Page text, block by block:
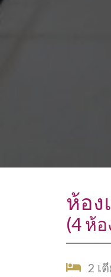
ห้อง
(4 ห้อ
2 เ